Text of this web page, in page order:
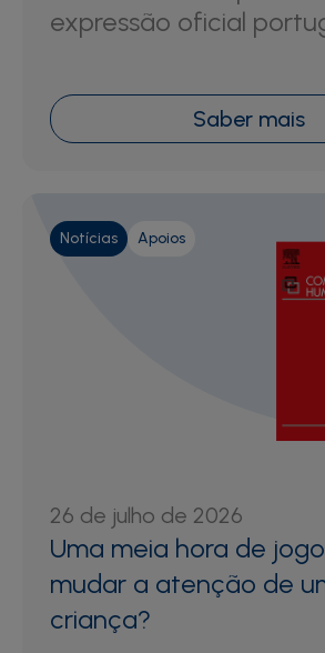
expressão oficial
Saber mais
Notícias Apoios
26 de julho de 2026
Uma meia hora de
mudar a atenção de
criança?